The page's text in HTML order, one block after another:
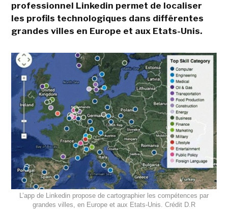
professionnel Linkedin permet de localiser
les profils technologiques dans différentes
grandes villes en Europe et aux Etats-Unis.
L’app de Linkedin propose de cartographier les compétences par
grandes villes, en Europe et aux Etats-Unis. Crédit D.R